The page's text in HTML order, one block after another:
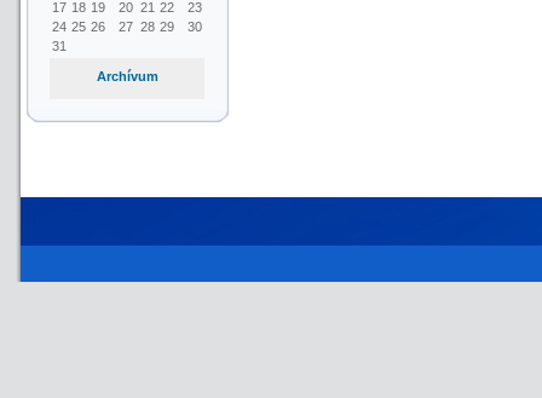
17 18 19 20 21 22
23
24 25 26 27 28 29
30
31
Archívum